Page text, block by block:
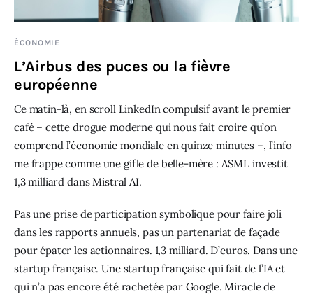
ÉCONOMIE
L’Airbus des puces ou la fièvre
européenne
Ce matin-là, en scroll LinkedIn compulsif avant le premier
café – cette drogue moderne qui nous fait croire qu’on
comprend l’économie mondiale en quinze minutes –, l’info
me frappe comme une gifle de belle-mère : ASML investit
1,3 milliard dans Mistral AI.
Pas une prise de participation symbolique pour faire joli
dans les rapports annuels, pas un partenariat de façade
pour épater les actionnaires. 1,3 milliard. D’euros. Dans une
startup française. Une startup française qui fait de l’IA et
qui n’a pas encore été rachetée par Google. Miracle de